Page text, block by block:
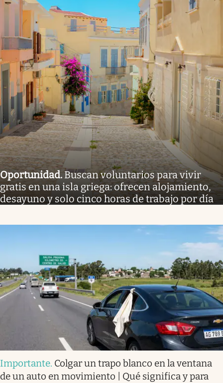
Oportunidad.Buscan voluntarios para vivir
gratis en una isla griega: ofrecen alojamiento,
desayuno y solo cinco horas de trabajo por día
Importante. Colgar un trapo blanco en la ventana
de un auto en movimiento | Qué significa y para